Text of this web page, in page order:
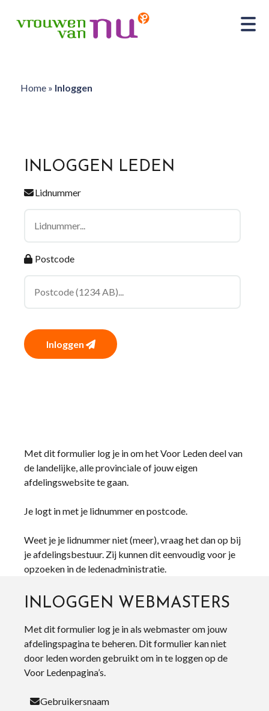
Home» Inloggen
INLOGGEN LEDEN
Lidnummer
Postcode
Inloggen
Met dit formulier log je in om het Voor Leden deel van
de landelijke, alle provinciale of jouw eigen
afdelingswebsite te gaan.
Je logt in met je lidnummer en postcode.
Weet je je lidnummer niet (meer), vraag het dan op bij
je afdelingsbestuur. Zij kunnen dit eenvoudig voor je
opzoeken in de ledenadministratie.
INLOGGEN WEBMASTERS
Met dit formulier log je in als webmaster om jouw
afdelingspagina te beheren. Dit formulier kan niet
door leden worden gebruikt om in te loggen op de
Voor Ledenpagina’s.
Gebruikersnaam